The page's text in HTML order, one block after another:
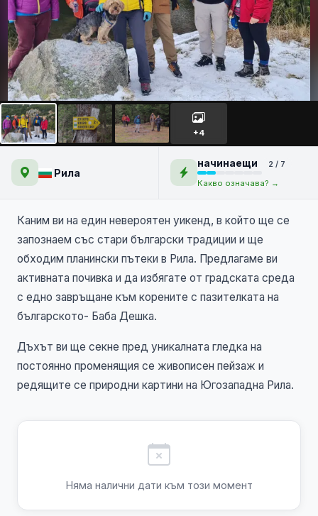
Сухото езеро, Добърско и
на гости на баба Дешка
+4
Рила
начинаещи
2 / 7
Какво означава? →
Каним ви на един невероятен уикенд, в който ще се
запознаем със стари български традиции и ще
обходим планински пътеки в Рила. Предлагаме ви
активната почивка и да избягате от градската среда
с едно завръщане към корените с пазителката на
българското- Баба Дешка.
Дъхът ви ще секне пред уникалната гледка на
постоянно променящия се живописен пейзаж и
редящите се природни картини на Югозападна Рила.
Няма налични дати към този момент